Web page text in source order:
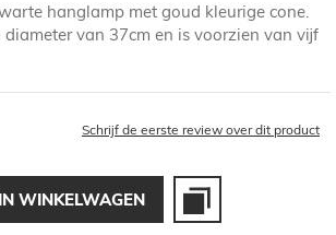
hanglamp met goud kleurige cone.
diameter van 37cm en is voorzien van vijf
Schrijf de eerste review over dit product
IN WINKELWAGEN